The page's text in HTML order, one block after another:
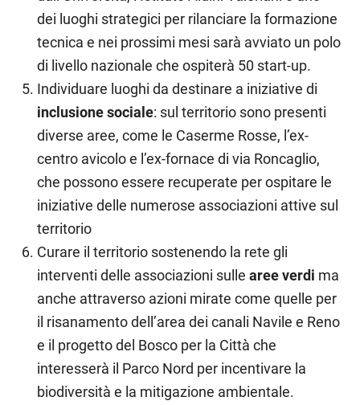
dei luoghi strategici per rilanciare la formazione
tecnica e nei prossimi mesi sarà avviato un polo
di livello nazionale che ospiterà 50 start-up.
Individuare luoghi da destinare a iniziative di
inclusione sociale: sul territorio sono presenti
diverse aree, come le Caserme Rosse, l’ex-
centro avicolo e l’ex-fornace di via Roncaglio,
che possono essere recuperate per ospitare le
iniziative delle numerose associazioni attive sul
territorio
Curare il territorio sostenendo la rete gli
interventi delle associazioni sullearee verdi ma
anche attraverso azioni mirate come quelle per
il risanamento dell’area dei canali Navile e Reno
e il progetto del Bosco per la Città che
interesserà il Parco Nord per incentivare la
biodiversità e la mitigazione ambientale.